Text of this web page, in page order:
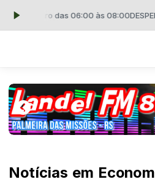
com miro das 06:00 às 08:00
Notícias em